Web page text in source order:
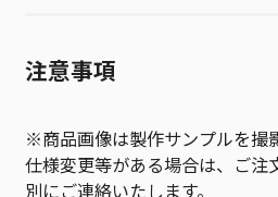
注意事項
※商品画像は製作サンプルを撮
仕様変更等がある場合は、ご注
別にご連絡いたします。